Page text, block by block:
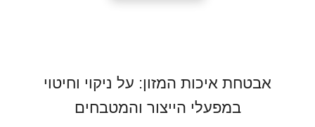
אבטחת איכות המזון: על ניקוי וחיטוי
במפעלי הייצור והמטבחים